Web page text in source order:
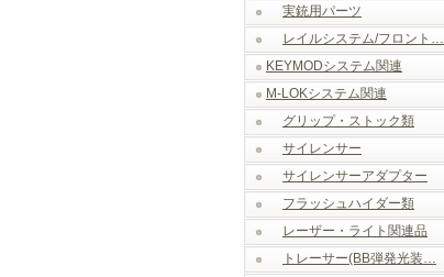
実銃用パーツ
レイルシステム/フロント…
KEYMODシステム関連
M-LOKシステム関連
グリップ・ストック類
サイレンサー
サイレンサーアダプター
フラッシュハイダー類
レーザー・ライト関連品
トレーサー(BB弾発光装…